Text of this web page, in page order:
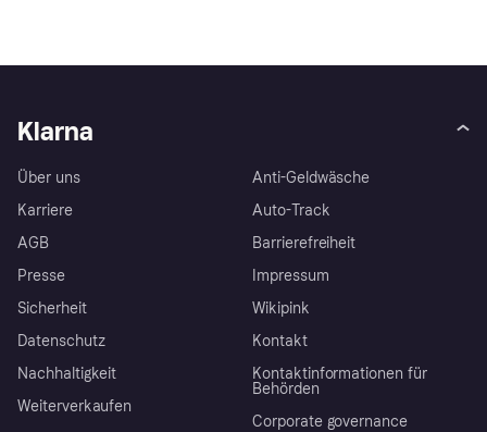
Klarna
Über uns
Karriere
AGB
Presse
Sicherheit
Datenschutz
Nachhaltigkeit
Weiterverkaufen
Anti-Geldwäsche
Auto-Track
Barrierefreiheit
Impressum
Wikipink
Kontakt
Kontaktinformationen für
Behörden
Corporate governance